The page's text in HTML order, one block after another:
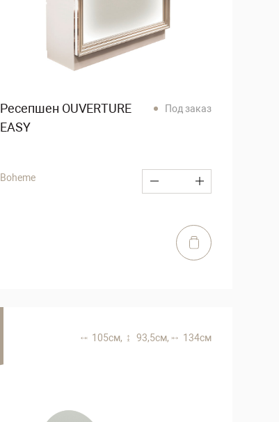
Ресепшен OUVERTURE
EASY
Под заказ
Boheme
105 см, 93,5 см, 134 см